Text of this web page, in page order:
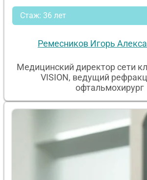
Стаж: 36 лет
Ремесников Игорь
Медицинский директор сети
VISION, ведущий
офтальмохирург